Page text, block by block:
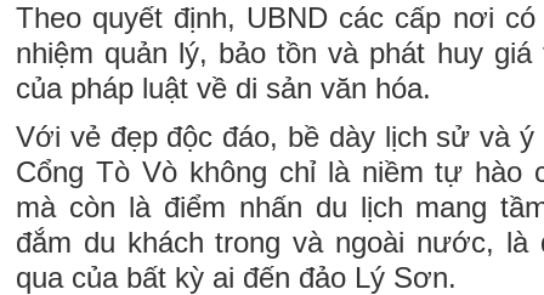
Theo quyết định, UBND các cấp nơi
nhiệm quản lý, bảo tồn và phát huy
của pháp luật về di sản văn hóa.
Với vẻ đẹp độc đáo, bề dày lịch sử và
Cổng Tò Vò không chỉ là niềm tự hào
mà còn là điểm nhấn du lịch mang
đắm du khách trong và ngoài nước, là
qua của bất kỳ ai đến đảo Lý Sơn.